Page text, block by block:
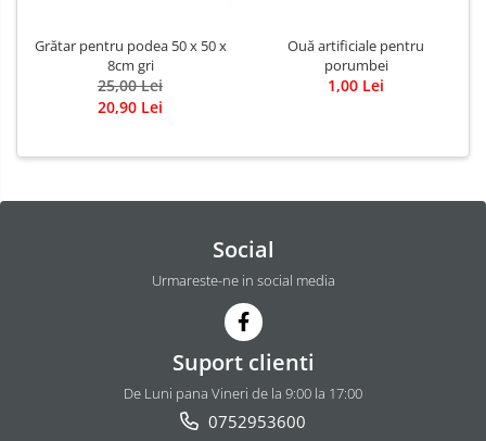
Grătar pentru podea 50 x 50 x
8cm gri
25,00 Lei
20,90 Lei
Ouă artificiale pentru
porumbei
1,00 Lei
Social
Urmareste-ne in social media
Suport clienti
De Luni pana Vineri de la 9:00 la 17:00
0752953600